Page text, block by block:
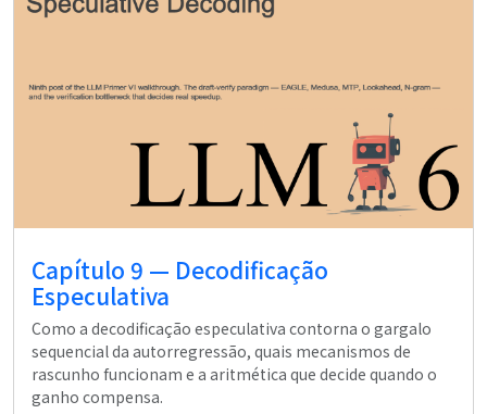
Capítulo 9 — Decodificação
Especulativa
Como a decodificação especulativa contorna o gargalo
sequencial da autorregressão, quais mecanismos de
rascunho funcionam e a aritmética que decide quando o
ganho compensa.